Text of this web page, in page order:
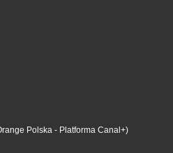
Polska - Platforma Canal+)